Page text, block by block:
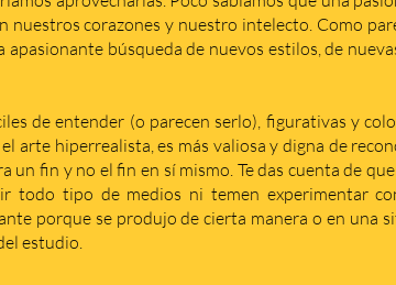
nuestros corazones y nuestro intelecto. Como
apasionante búsqueda de nuevos estilos, de
de entender (o parecen serlo), figurativas y
arte hiperrealista, es más valiosa y digna de
un fin y no el fin en sí mismo. Te das cuenta de
todo tipo de medios ni temen experimentar
porque se produjo de cierta manera o en una
estudio.